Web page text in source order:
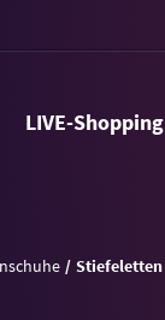
LIVE-Shopping
Stiefeletten